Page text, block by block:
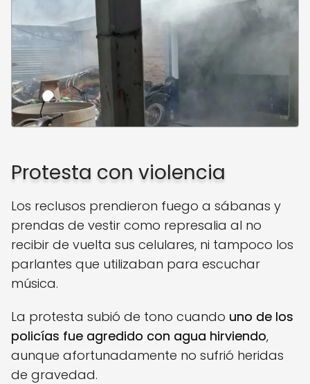
Protesta con violencia
Los reclusos prendieron fuego a sábanas y
prendas de vestir como represalia al no
recibir de vuelta sus celulares, ni tampoco los
parlantes que utilizaban para escuchar
música.
La protesta subió de tono cuando uno de los
policías fue agredido con agua hirviendo,
aunque afortunadamente no sufrió heridas
de gravedad.